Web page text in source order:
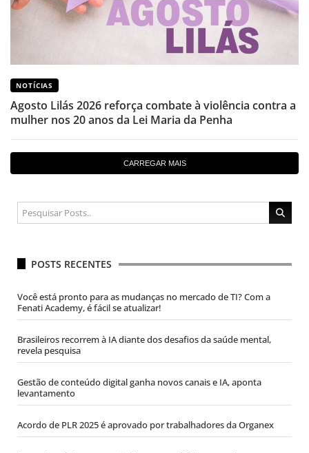
NOTÍCIAS
Agosto Lilás 2026 reforça combate à violência contra a
mulher nos 20 anos da Lei Maria da Penha
CARREGAR MAIS
POSTS RECENTES
Você está pronto para as mudanças no mercado de TI? Com a
Fenati Academy, é fácil se atualizar!
Brasileiros recorrem à IA diante dos desafios da saúde mental,
revela pesquisa
Gestão de conteúdo digital ganha novos canais e IA, aponta
levantamento
Acordo de PLR 2025 é aprovado por trabalhadores da Organex